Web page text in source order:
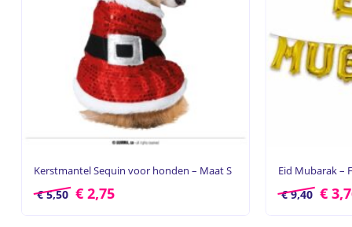
Kerstmantel Sequin voor honden – Maat S
€5,50 € 2,75
Eid Mubarak –
€9,40 €